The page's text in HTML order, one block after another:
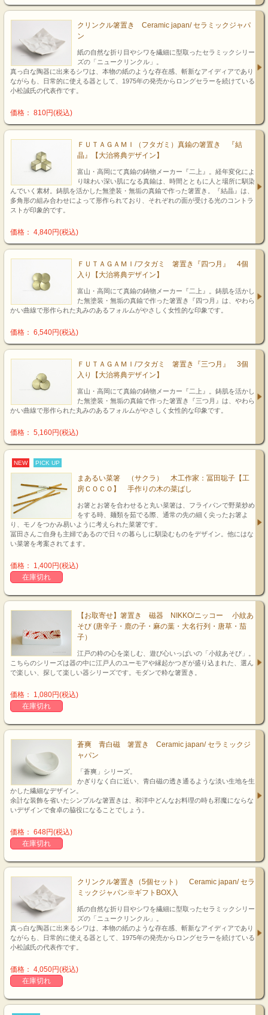
クリンクル箸置き Ceramic japan/ セラミックジャパ
ン
紙の自然な折り目やシワを繊細に型取ったセラミックシリー
ズの「ニュークリンクル」。
真っ白な陶器に出来るシワは、本物の紙のような存在感、斬新なアイディアであり
ながらも、日常的に使える器として、1975年の発売からロングセラーを続けている
小松誠氏の代表作です。
価格： 810円(税込)
ＦＵＴＡＧＡＭＩ（フタガミ）真鍮の箸置き 『結
晶』【大治将典デザイン】
富山・高岡にて真鍮の鋳物メーカー『二上』。経年変化によ
り味わい深い肌になる真鍮は、時間とともに人と場所に馴染
んでいく素材。鋳肌を活かした無塗装・無垢の真鍮で作った箸置き。『結晶』は、
多角形の組み合わせによって形作られており、それぞれの面が受ける光のコントラ
ストが印象的です。
価格： 4,840円(税込)
ＦＵＴＡＧＡＭＩ/フタガミ 箸置き『四つ月』 4個
入り【大治将典デザイン】
富山・高岡にて真鍮の鋳物メーカー『二上』。鋳肌を活かし
た無塗装・無垢の真鍮で作った箸置き『四つ月』は、やわら
かい曲線で形作られた丸みのあるフォルムがやさしく女性的な印象です。
価格： 6,540円(税込)
ＦＵＴＡＧＡＭＩ/フタガミ 箸置き『三つ月』 3個
入り【大治将典デザイン】
富山・高岡にて真鍮の鋳物メーカー『二上』。鋳肌を活かし
た無塗装・無垢の真鍮で作った箸置き『三つ月』は、やわら
かい曲線で形作られた丸みのあるフォルムがやさしく女性的な印象です。
価格： 5,160円(税込)
NEW PICK UP
まあるい菜箸 （サクラ） 木工作家：冨田聡子【工
房ＣＯＣＯ】 手作りの木の菜ばし
お箸とお箸を合わせると丸い菜箸は、フライパンで野菜炒め
をする時、麺類を茹でる際、通常の先の細く尖ったお箸よ
り、モノをつかみ易いように考えられた菜箸です。
冨田さんご自身も主婦であるので日々の暮らしに馴染むものをデザイン。他にはな
い菜箸を考案されてます。
価格： 1,400円(税込)
在庫切れ
【お取寄せ】箸置き 磁器 NIKKO/ニッコー 小紋あ
そび (唐辛子・鹿の子・麻の葉・大名行列・唐草・茄
子）
江戸の粋の心を楽しむ、遊び心いっぱいの「小紋あそび」。
こちらのシリーズは器の中に江戸人のユーモアや縁起かつぎが盛り込まれた、選ん
で楽しい、探して楽しい器シリーズです。モダンで粋な箸置き。
価格： 1,080円(税込)
在庫切れ
蒼爽 青白磁 箸置き Ceramic japan/ セラミックジ
ャパン
「蒼爽」シリーズ。
かぎりなく白に近い、青白磁の透き通るような淡い生地を生
かした繊細なデザイン。
余計な装飾を省いたシンプルな箸置きは、和洋中どんなお料理の時も邪魔にならな
いデザインで食卓の脇役になることでしょう。
価格： 648円(税込)
在庫切れ
クリンクル箸置き（5個セット） Ceramic japan/ セラ
ミックジャパン※ギフトBOX入
紙の自然な折り目やシワを繊細に型取ったセラミックシリー
ズの「ニュークリンクル」。
真っ白な陶器に出来るシワは、本物の紙のような存在感、斬新なアイディアであり
ながらも、日常的に使える器として、1975年の発売からロングセラーを続けている
小松誠氏の代表作です。
価格： 4,050円(税込)
在庫切れ